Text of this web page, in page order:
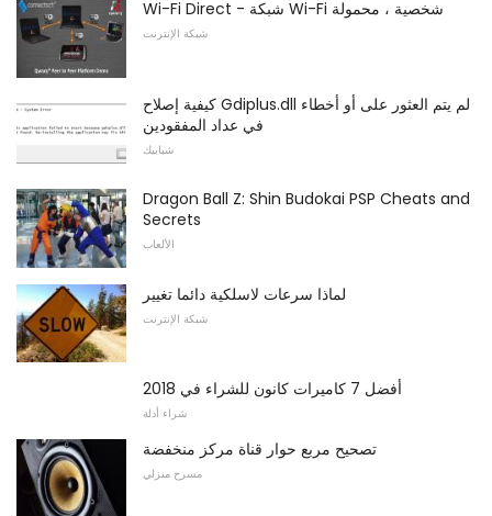
Wi-Fi Direct - شبكة Wi-Fi شخصية ، محمولة
شبكة الإنترنت
كيفية إصلاح Gdiplus.dll لم يتم العثور على أو أخطاء
في عداد المفقودين
شبابيك
Dragon Ball Z: Shin Budokai PSP Cheats and
Secrets
الألعاب
لماذا سرعات لاسلكية دائما تغيير
شبكة الإنترنت
أفضل 7 كاميرات كانون للشراء في 2018
شراء أدلة
تصحيح مربع حوار قناة مركز منخفضة
مسرح منزلي